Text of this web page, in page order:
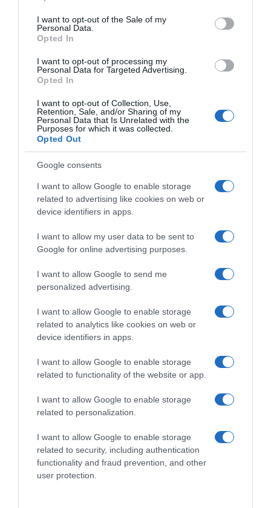
use your data for below specified purposes in below Google
consent section.
I want to opt-out of the Sale of my
Personal Data.
Opted In
I want to opt-out of processing my
Personal Data for Targeted Advertising.
Opted In
I want to opt-out of Collection, Use,
Retention, Sale, and/or Sharing of my
Personal Data that Is Unrelated with the
Purposes for which it was collected.
Opted Out
Google consents
I want to allow Google to enable storage
related to advertising like cookies on web or
device identifiers in apps.
I want to allow my user data to be sent to
Google for online advertising purposes.
I want to allow Google to send me
personalized advertising.
I want to allow Google to enable storage
related to analytics like cookies on web or
device identifiers in apps.
I want to allow Google to enable storage
related to functionality of the website or app.
I want to allow Google to enable storage
related to personalization.
I want to allow Google to enable storage
related to security, including authentication
functionality and fraud prevention, and other
user protection.
Postoji nekoliko pravila za upotrebu ove moćne biljke:– ne može
se uzimati duže od mjesec dana,– pauza između sve doze mora
biti mjesec dana,– liječenje ne treba sprovoditi u više od 3 ture..
Izvor: novi.ba
Navigacija
ZA ČISTA I ZDRAVA PLUĆA: Uklanja sav katran i toksine iz pluća u roku 0d 72 sata…